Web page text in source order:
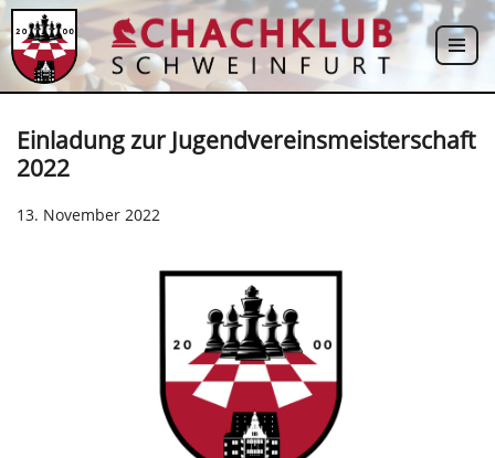
Zum
Inhalt
Einladung zur Jugendvereinsmeisterschaft
2022
13. November 2022